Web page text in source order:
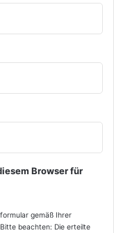
Browser für
gemäß Ihrer
beachten: Die erteilte